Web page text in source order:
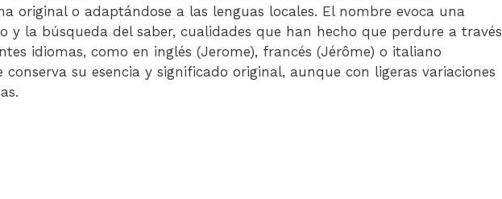
original o adaptándose a las lenguas locales. El nombre evoca una
y la búsqueda del saber, cualidades que han hecho que perdure a través
idiomas, como en inglés (Jerome), francés (Jérôme) o italiano
conserva su esencia y significado original, aunque con ligeras variaciones